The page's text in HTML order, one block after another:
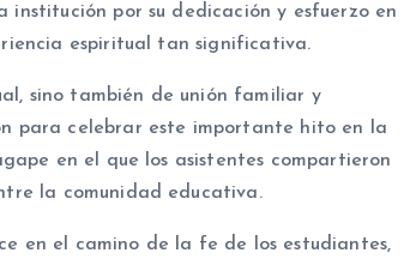
por su dedicación y esfuerzo en
espiritual tan significativa.
sino también de unión familiar y
para celebrar este importante hito en la
en el que los asistentes compartieron
la comunidad educativa.
en el camino de la fe de los estudiantes,